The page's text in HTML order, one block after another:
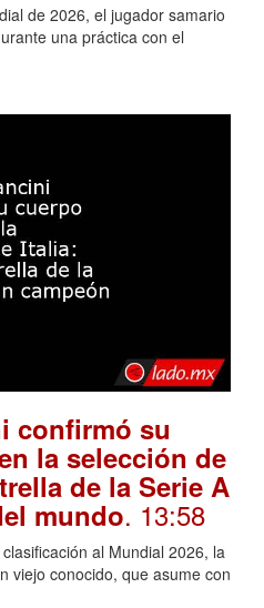
de 2026, el jugador samario
una práctica con el
confirmó su
la selección de
de la Serie A
mundo. 13:58
al Mundial 2026, la
viejo conocido, que asume con